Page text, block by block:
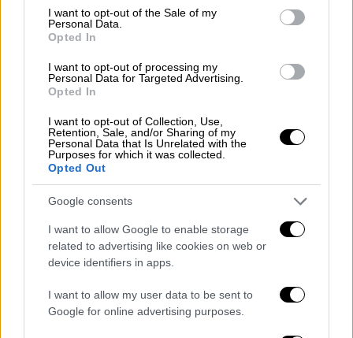
consent section.
I want to opt-out of the Sale of my
Personal Data.
Opted In
I want to opt-out of processing my
Personal Data for Targeted Advertising.
Opted In
I want to opt-out of Collection, Use,
Retention, Sale, and/or Sharing of my
Personal Data that Is Unrelated with the
Purposes for which it was collected.
Opted Out
Google consents
I want to allow Google to enable storage
related to advertising like cookies on web or
device identifiers in apps.
I want to allow my user data to be sent to
Google for online advertising purposes.
Συγκεκριμένα, η
ανατολική
χαμηλό κίνδυνο. ΗΑττική, μαζί με την
υπόλοιπη κεντρική Ελλάδα
και την
χαρακτηρίζονται ως
κινδύνου, ενώ μόνο ορισμένες περιοχές της
Κεντρικής Μακεδονίας έχουν χαρακτηρισθεί
υψηλού κινδύνου
Σε αντίθεση με την Ελλάδα
, η συντριπτική
πλειοψηφία των ευρωπαϊκών χωρών
χαρακτηρίζονται ωςχώρες υψηλού
επιδημιολογικού κινδύνου
αποτελούν ορισμένεςχώρες της κεντρικής-
βόρειας Ευρώπηςόπου είναι μέτριου